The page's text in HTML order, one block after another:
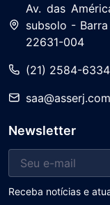
Av. das
subsolo -
22631-004
(21) 2584-6334
Newsletter
Receba notícias e